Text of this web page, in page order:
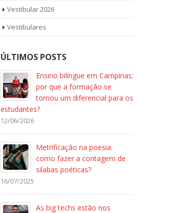
Vestibular 2026
Vestibulares
ÚLTIMOS POSTS
Ensino bilíngue em Campinas:
por que a formação se
tornou um diferencial para os
estudantes?
12/06/2026
Metrificação na poesia:
como fazer a contagem de
silabas poéticas?
16/07/2025
As big techs estão nos